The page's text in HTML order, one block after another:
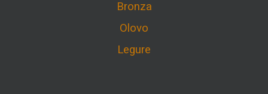
Bronza
Olovo
Legure